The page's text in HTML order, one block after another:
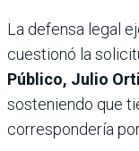
La defensa legal
cuestionó la
Público, Julio
sosteniendo que
correspondería